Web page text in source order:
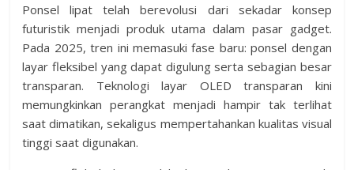
Ponsel lipat telah berevolusi dari sekadar konsep
futuristik menjadi produk utama dalam pasar gadget.
Pada 2025, tren ini memasuki fase baru: ponsel dengan
layar fleksibel yang dapat digulung serta sebagian besar
transparan. Teknologi layar OLED transparan kini
memungkinkan perangkat menjadi hampir tak terlihat
saat dimatikan, sekaligus mempertahankan kualitas visual
tinggi saat digunakan.